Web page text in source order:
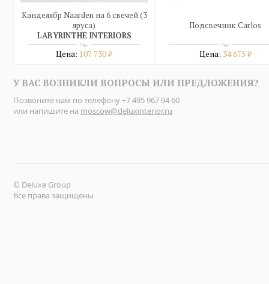
Канделябр Naarden на 6 свечей (3
яруса)
LABYRINTHE INTERIORS
Цена: 107 730₽
Подсвечник Carlos
Цена: 34 675 ₽
У ВАС ВОЗНИКЛИ ВОПРОСЫ ИЛИ ПРЕДЛОЖЕНИЯ?
Позвоните нам по телефону+7 495 967 94 60
или напишите на moscow@deluxinterior.ru
© Deluxe Group
Все права защищены